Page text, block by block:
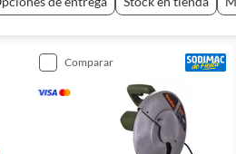
comparar